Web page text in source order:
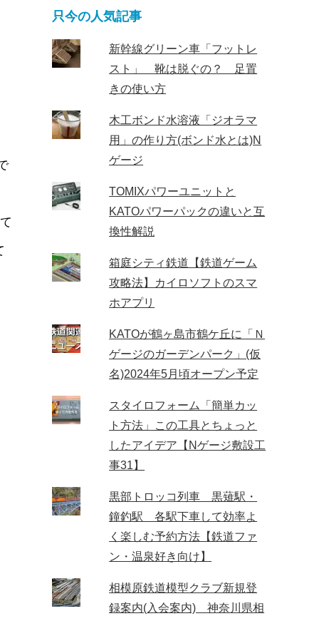
只今の人気記事
新幹線グリーン車「フットレ
スト」 靴は脱ぐの？ 足置
きの使い方
木工ボンド水溶液「ジオラマ
用」の作り方(ボンド水とは)N
ゲージ
TOMIXパワーユニットと
KATOパワーパックの違いと互
換性解説
箱庭シティ鉄道【鉄道ゲーム
攻略法】カイロソフトのスマ
ホアプリ
KATOが鶴ヶ島市鶴ケ丘に「Ｎ
ゲージのガーデンパーク」(仮
名)2024年5月頃オープン予定
スタイロフォーム「簡単カッ
ト方法」この工具とちょっと
したアイデア【Nゲージ敷設工
事31】
黒部トロッコ列車 黒薙駅・
鐘釣駅 各駅下車して効率よ
く楽しむ予約方法【鉄道ファ
ン・温泉好き向け】
相模原鉄道模型クラブ新規登
録案内(入会案内) 神奈川県相